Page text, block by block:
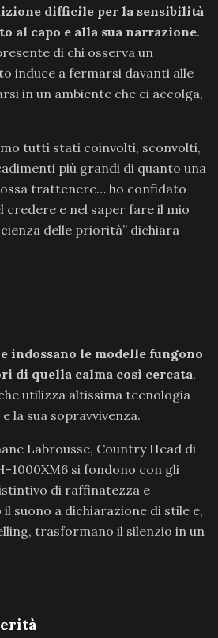
difficile per la sensibilità
al capo e alla sua narrazione.
di chi osserva un
induce a fermarsi davanti alle
in un ambiente che ci accolga,
tutti stati coinvolti, sconvolti,
più grandi di quanto una
trattenere… ho confidato
credere e nel saper fare il mio
delle priorità” dichiara
indossano le modelle fungono
di quella calma così cercata.
utilizza altissima tecnologia
la sua sopravvivenza.
Labrousse, Country Head di
1000XM6 si fondono con gli
di raffinatezza e
suono a dichiarazione di stile e,
trasformano il silenzio in un